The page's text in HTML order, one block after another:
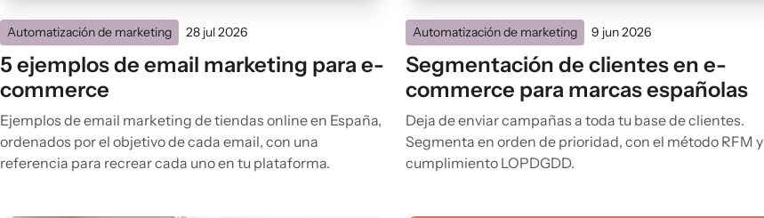
Automatización de marketing 28 jul 2026
5 ejemplos de email marketing para e-
commerce
Ejemplos de email marketing de tiendas online en España,
ordenados por el objetivo de cada email, con una
referencia para recrear cada uno en tu plataforma.
Automatización de marketing 9 jun 2026
Segmentación de clientes en e-
commerce para marcas españolas
Deja de enviar campañas a toda tu base de clientes.
Segmenta en orden de prioridad, con el método RFM y
cumplimiento LOPDGDD.